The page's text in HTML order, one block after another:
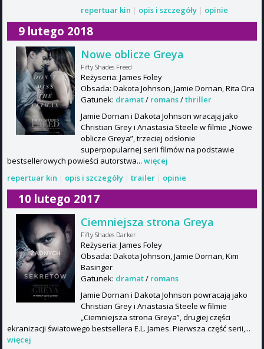
repertuar kin | opis i szczegóły | opinie
9 lutego 2018
Nowe oblicze Greya
Fifty Shades Freed
Reżyseria: James Foley
Obsada: Dakota Johnson, Jamie Dornan, Rita Ora
Gatunek: dramat/ romans/thriller
Jamie Dornan i Dakota Johnson wracają jako
Christian Grey i Anastasia Steele w filmie „Nowe
oblicze Greya”, trzeciej odsłonie
superpopularnej serii filmów na podstawie
bestsellerowych powieści autorstwa... więcej
repertuar kin | opis i szczegóły | trailer | opinie
10 lutego 2017
Ciemniejsza strona Greya
Fifty Shades Darker
Reżyseria: James Foley
Obsada: Dakota Johnson, Jamie Dornan, Kim
Basinger
Gatunek: dramat/ romans
Jamie Dornan i Dakota Johnson powracają jako
Christian Grey i Anastasia Steele w filmie
„Ciemniejsza strona Greya”, drugiej części
ekranizacji światowego bestsellera E.L. James. Pierwsza część serii,...
więcej